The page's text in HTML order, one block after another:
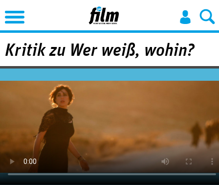
Jump to Navigation
Kritik zu Wer weiß, wohin?